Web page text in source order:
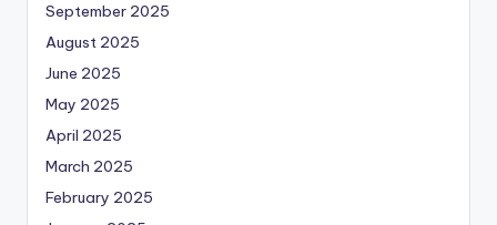
September 2025
August 2025
June 2025
May 2025
April 2025
March 2025
February 2025